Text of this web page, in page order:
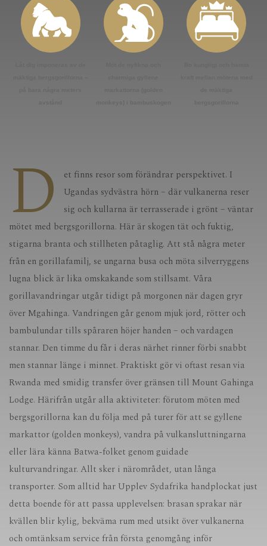
D
et finns resor som förändrar perspektivet. I
Ugandas sydvästra hörn – där vulkanerna reser
sig och kullarna är terrasserade i grönt – väntar
mötet med bergsgorillorna. Här är skogen tät och fuktig,
stigarna branta och stillheten påtaglig. Att stå några meter
från en gorillafamilj, se ungarna busa och möta silverryggens
lugna blick är lika omskakande som stillsamt. Våra
gorillavandringar utgår tidigt på morgonen när dagen gryr
över Mgahinga. Vandringen går genom mjuk jord, rötter och
bambulundar tills spåraren höjer handen – och vardagen
stannar. Den timme du får i deras närhet rinner förbi snabbt
men stannar länge i minnet. Praktiskt gör vi oftast resan via
Rwanda med smidig transfer över gränsen till Mount Gahinga
Lodge. Härifrån utgår alla aktiviteter: förutom möten med
bergsgorillorna kan du följa med på turer för att se gyllene
markattor (golden monkeys), vandra på vulkansluttningarna
eller lära känna Batwa-folket genom guidade
kulturvandringar. Allt sker i närområdet, utan långa
transporter. Som alltid har Upplev Sydafrika handplockat just
detta boende för att passa upplevelsen: brasan sprakar när
kvällen blir kylig, bekväma rum med utsikt över vulkanerna
och omtänksam service från första genomgång inför